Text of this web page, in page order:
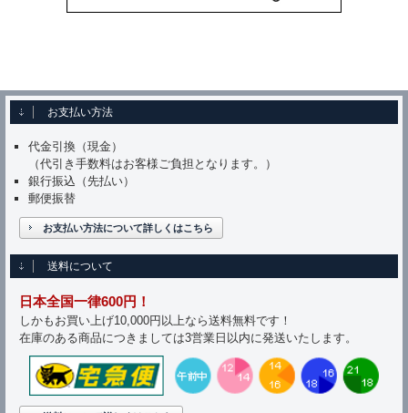
お支払い方法
代金引換（現金）
（代引き手数料はお客様ご負担となります。）
銀行振込（先払い）
郵便振替
お支払い方法について詳しくはこちら
送料について
日本全国一律600円！
しかもお買い上げ10,000円以上なら送料無料です！
在庫のある商品につきましては3営業日以内に発送いたします。